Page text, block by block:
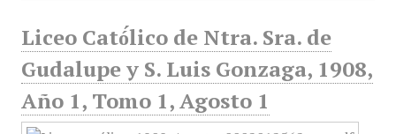
Liceo Cató́lico de Ntra. Sra. de
Gudalupe y S. Luis Gonzaga, 1908,
Año 1, Tomo 1, Agosto 1